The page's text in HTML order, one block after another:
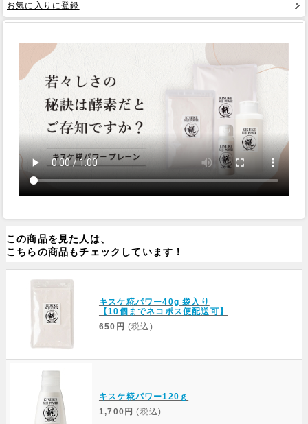
お気に入りに登録
この商品を見た人は、
こちらの商品もチェックしています！
キスケ糀パワー40g 袋入り
【10個までネコポス便配送可】
650円 (税込)
キスケ糀パワー120ｇ
1,700円 (税込)